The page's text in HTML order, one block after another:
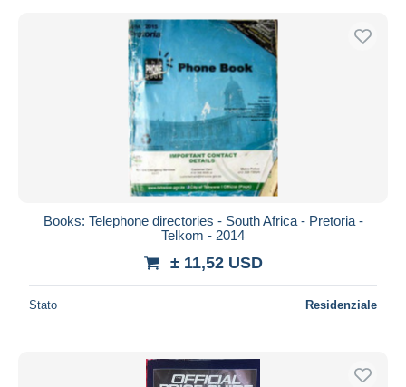
Books: Telephone directories - South Africa - Pretoria -
Telkom - 2014
± 11,52 USD
Stato Residenziale